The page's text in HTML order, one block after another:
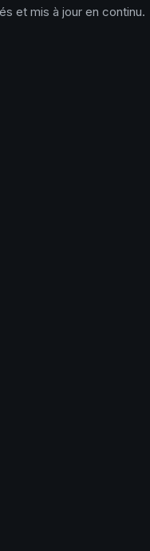
et mis à jour en continu.